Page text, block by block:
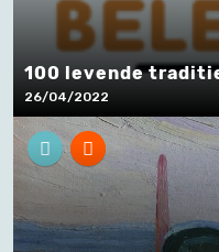
100 levende
26/04/2022